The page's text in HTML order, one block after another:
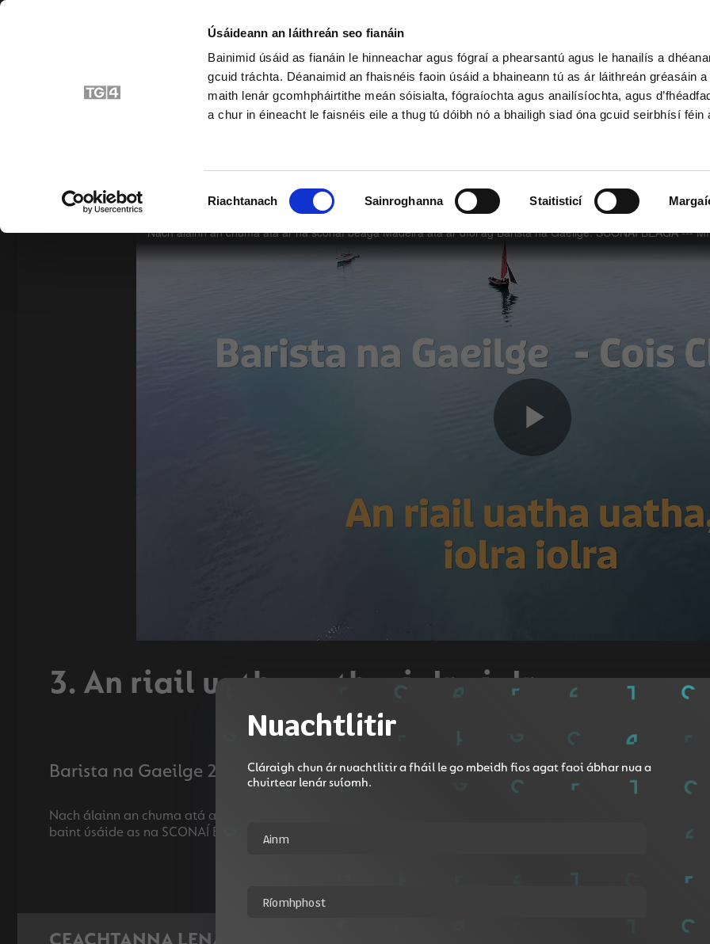
Úsáideann an láithreán seo fianáin
Bainimid úsáid as fianáin le hinneachar agus fógraí a phearsantú agus le hanailís a
gcuid tráchta. Déanaimid an fhaisnéis faoin úsáid a bhaineann tú as ár láithreán gréasáin
maith lenár gcomhpháirtithe meán sóisialta, fógraíochta agus anailísíochta, agus
a chur in éineacht le faisnéis eile a thug tú dóibh nó a bhailigh siad óna gcuid seirbhísí féin
Riachtanach Sainroghanna Staitisticí
Bunscoil Sraith Shóisearach & GCSE Ardteist, AS/
3. An riail uatha uatha, iolra iolra
Play
Video
3. An riail uatha uatha, iolra iolra.
Roinn le Google Classroom
Barista na Gaeilge 2
Nach álainn an chuma atá ar na sconaí beaga Madeira atá ar díol ag Barista na Gaeilge. SCONAÍ BEAGA ---
Nuachtlitir
Cláraigh chun ár nuachtlitir a fháil le go mbeidh fios agat faoi ábhar nua a
chuirtear lenár suíomh.